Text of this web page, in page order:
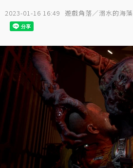
2023-01-16 16:49 遊戲角落／溺水的海藻